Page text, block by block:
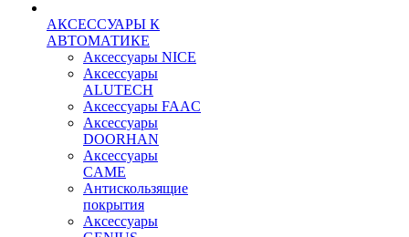
АКСЕССУАРЫ К
АВТОМАТИКЕ
Аксессуары NICE
Аксессуары
ALUTECH
Аксессуары FAAC
Аксессуары
DOORHAN
Аксессуары
CAME
Антискользящие
покрытия
Аксессуары